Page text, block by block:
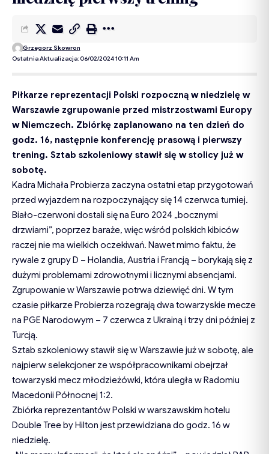
Ostatnia Aktualizacja: 06/02/2024 10:11 Am
Grzegorz Skowron
Piłkarze reprezentacji Polski rozpoczną w niedzielę w
Warszawie zgrupowanie przed mistrzostwami Europy
w Niemczech. Zbiórkę zaplanowano na ten dzień do
godz. 16, następnie konferencję prasową i pierwszy
trening. Sztab szkoleniowy stawił się w stolicy już w
sobotę.
Kadra Michała Probierza zaczyna ostatni etap przygotowań
przed wyjazdem na rozpoczynający się 14 czerwca turniej.
Biało-czerwoni dostali się na Euro 2024 „bocznymi
drzwiami”, poprzez baraże, więc wśród polskich kibiców
raczej nie ma wielkich oczekiwań. Nawet mimo faktu, że
rywale z grupy D – Holandia, Austria i Francją – borykają się z
dużymi problemami zdrowotnymi i licznymi absencjami.
Zgrupowanie w Warszawie potrwa dziewięć dni. W tym
czasie piłkarze Probierza rozegrają dwa towarzyskie mecze
na PGE Narodowym – 7 czerwca z Ukrainą i trzy dni później z
Turcją.
Sztab szkoleniowy stawił się w Warszawie już w sobotę, ale
najpierw selekcjoner ze współpracownikami obejrzał
towarzyski mecz młodzieżówki, która uległa w Radomiu
Macedonii Północnej 1:2.
Zbiórka reprezentantów Polski w warszawskim hotelu
Double Tree by Hilton jest przewidziana do godz. 16 w
niedzielę.